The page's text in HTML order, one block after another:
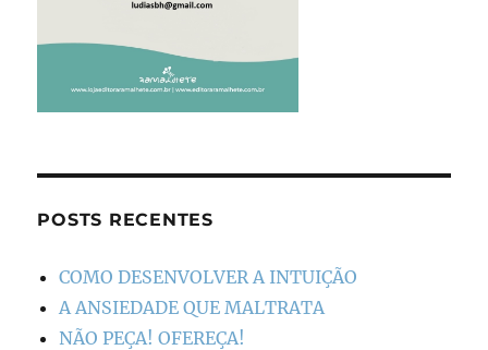
POSTS RECENTES
COMO DESENVOLVER A INTUIÇÃO
A ANSIEDADE QUE MALTRATA
NÃO PEÇA! OFEREÇA!